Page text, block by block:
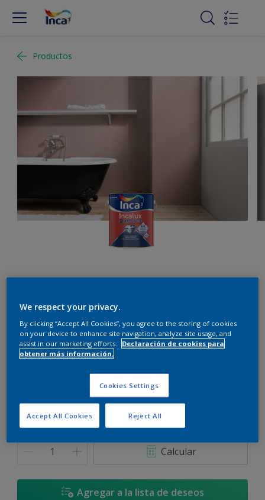
Productos
Rosa Menta - 70RR 67/092
Cambiar de color
900 ML
Cantidad Calculadora de pintura
Calcular
Agregar a la lista de deseos
We respect your privacy.
By clicking “Accept All Cookies”, you agree to the storing of cookies
on your device to enhance site navigation, analyze site usage, and
assist in our marketing efforts.
Declaración de cookies para
obtener más información.
Cookies Settings
Reject All
Accept All Cookies